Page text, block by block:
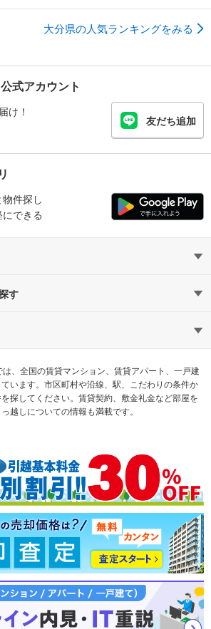
大分県の人気ランキングをみる
式アカウント
け！
友だち追加
件探し
できる
希望の条件から探す
ランキングから探す
す
中古マンション
中古一戸建て
教えて！住まいの先生
、全国の賃貸マンション、賃貸アパート、一戸建
います。市区町村や沿線、駅、こだわりの条件か
探してください。賃貸契約、敷金礼金など部屋を
越しについての情報も満載です。